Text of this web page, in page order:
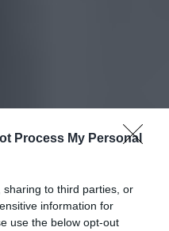
Process My Personal
to third parties, or
information for
use the below opt-out